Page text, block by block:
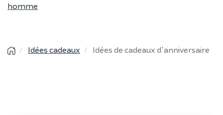
homme
Idées cadeaux Idées de cadeaux d'anniversaire